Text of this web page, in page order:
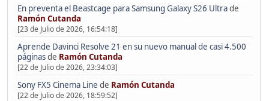
En preventa el Beastcage para Samsung Galaxy S26 Ultrade
Ramón Cutanda
[23 de Julio de 2026, 16:54:18]
Aprende Davinci Resolve 21 en su nuevo manual de casi 4.500
páginasde Ramón Cutanda
[22 de Julio de 2026, 23:34:03]
Sony FX5 Cinema Line de Ramón Cutanda
[22 de Julio de 2026, 18:59:52]